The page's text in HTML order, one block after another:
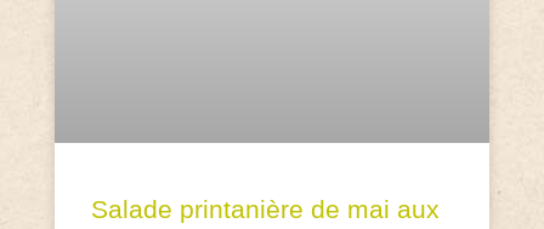
Salade printanière de mai aux